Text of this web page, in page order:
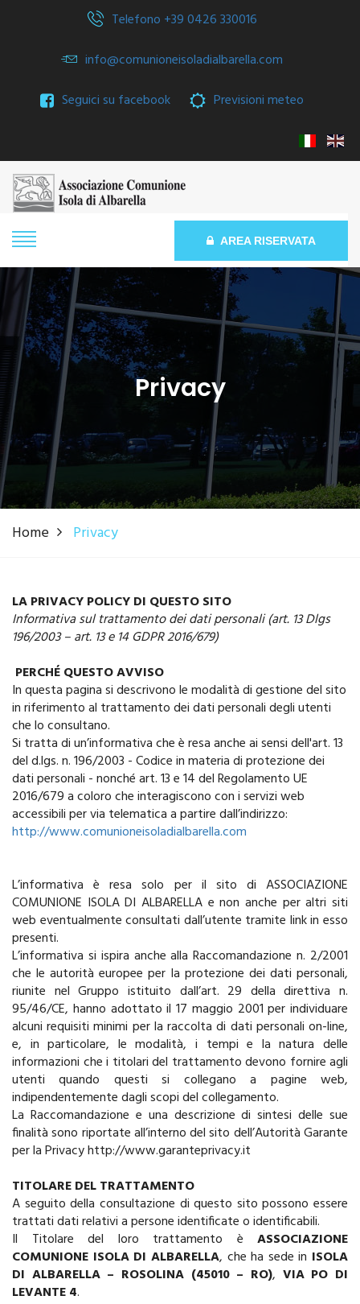
Telefono +39 0426 330016
info@comunioneisoladialbarella.com
Seguici su facebook
Previsioni meteo
AREA RISERVATA
Privacy
Home Privacy
LA PRIVACY POLICY DI QUESTO SITO
Informativa sul trattamento dei dati personali (art. 13 Dlgs
196/2003 – art. 13 e 14 GDPR 2016/679)
PERCHÉ QUESTO AVVISO
In questa pagina si descrivono le modalità di gestione del sito
in riferimento al trattamento dei dati personali degli utenti
che lo consultano.
Si tratta di un’informativa che è resa anche ai sensi dell'art. 13
del d.lgs. n. 196/2003 - Codice in materia di protezione dei
dati personali - nonché art. 13 e 14 del Regolamento UE
2016/679 a coloro che interagiscono con i servizi web
accessibili per via telematica a partire dall’indirizzo:
http://www.comunioneisoladialbarella.com
L’informativa è resa solo per il sito di ASSOCIAZIONE
COMUNIONE ISOLA DI ALBARELLA e non anche per altri siti
web eventualmente consultati dall’utente tramite link in esso
presenti.
L’informativa si ispira anche alla Raccomandazione n. 2/2001
che le autorità europee per la protezione dei dati personali,
riunite nel Gruppo istituito dall’art. 29 della direttiva n.
95/46/CE, hanno adottato il 17 maggio 2001 per individuare
alcuni requisiti minimi per la raccolta di dati personali on-line,
e, in particolare, le modalità, i tempi e la natura delle
informazioni che i titolari del trattamento devono fornire agli
utenti quando questi si collegano a pagine web,
indipendentemente dagli scopi del collegamento.
La Raccomandazione e una descrizione di sintesi delle sue
finalità sono riportate all’interno del sito dell’Autorità Garante
per la Privacy http://www.garanteprivacy.it
TITOLARE DEL TRATTAMENTO
A seguito della consultazione di questo sito possono essere
trattati dati relativi a persone identificate o identificabili.
Il Titolare del loro trattamento è ASSOCIAZIONE
COMUNIONE ISOLA DI ALBARELLA, che ha sede in ISOLA
DI ALBARELLA – ROSOLINA (45010 – RO), VIA PO DI
LEVANTE 4.